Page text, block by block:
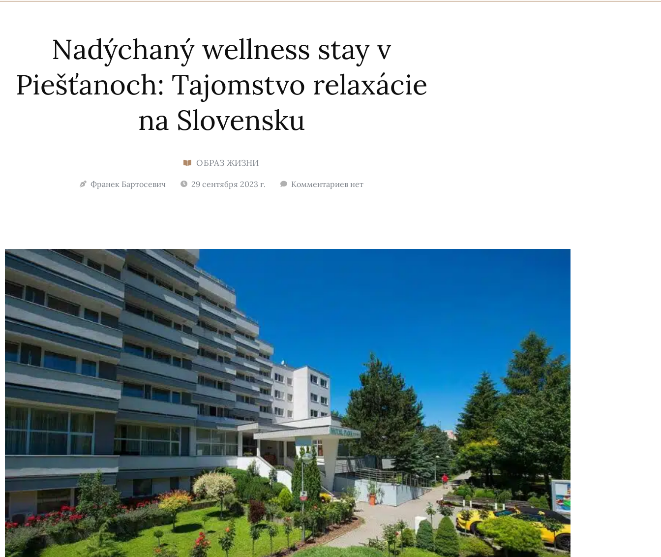
Nadýchaný wellness stay v
Piešťanoch: Tajomstvo relaxácie
na Slovensku
ОБРАЗ ЖИЗНИ
Франек Бартосевич 29 сентября 2023 г. Комментариев нет